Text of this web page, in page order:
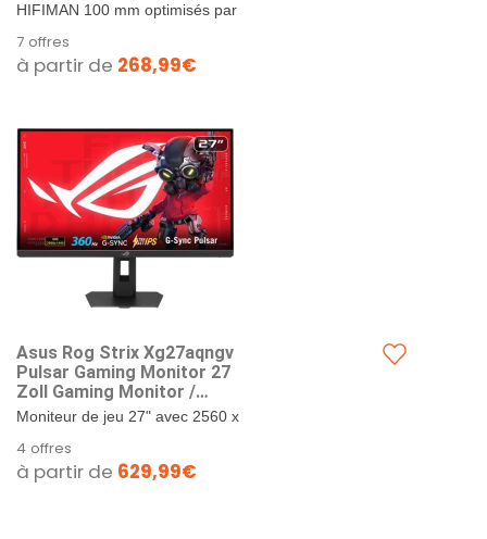
HIFIMAN 100 mm optimisés par
sur une gamme de...
7 offres
à partir de 268,99€
Asus Rog Strix Xg27aqngv
Pulsar Gaming Monitor 27
Zoll Gaming Monitor /
2560x1440 / 360hz (?ber
144hz) / G-Sync Pulsar
Technologie / 1ms / Ultrafast
Moniteur de jeu 27" avec 2560 x
Ultrafast pour un temps de réponse
de 1 ms et une...
4 offres
à partir de 629,99€